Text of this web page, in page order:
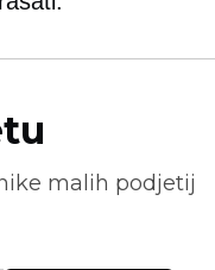
malih podjetij